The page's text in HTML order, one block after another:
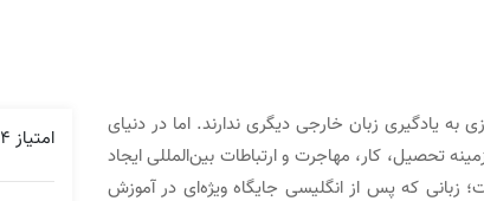
به یادگیری زبان خارجی دیگری ندارند. اما در دنیای
تحصیل، کار، مهاجرت و ارتباطات بین‌المللی ایجاد
زبانی که پس از انگلیسی جایگاه ویژه‌ای در آموزش
امتیاز 4